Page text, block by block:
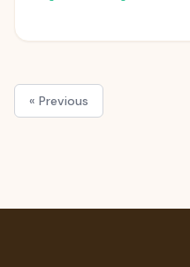
« Previous